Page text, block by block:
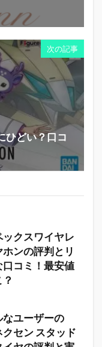
次の記事
ひどい？口コ
ックスワイヤレ
ホンの評判とリ
口コミ！最安値
なユーザーの
セン スタッド